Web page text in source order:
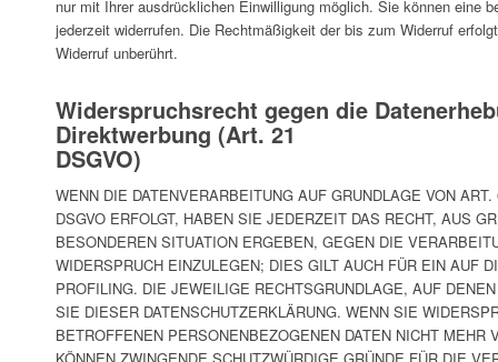
nur mit Ihrer ausdrücklichen Einwilligung möglich. Sie können eine
jederzeit widerrufen. Die Rechtmäßigkeit der bis zum Widerruf
Widerruf unberührt.
Widerspruchsrecht gegen die
Direktwerbung (Art. 21
DSGVO)
WENN DIE DATENVERARBEITUNG AUF GRUNDLAGE VON
DSGVO ERFOLGT, HABEN SIE JEDERZEIT DAS RECHT, AUS
BESONDEREN SITUATION ERGEBEN, GEGEN DIE
WIDERSPRUCH EINZULEGEN; DIES GILT AUCH FÜR EIN AUF
PROFILING. DIE JEWEILIGE RECHTSGRUNDLAGE, AUF
SIE DIESER DATENSCHUTZERKLÄRUNG. WENN SIE
BETROFFENEN PERSONENBEZOGENEN DATEN NICHT